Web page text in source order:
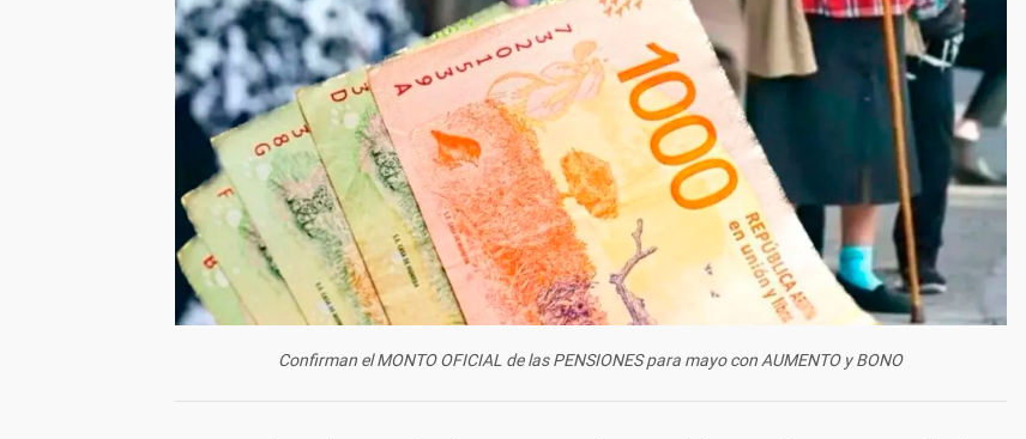
Confirman el MONTO OFICIAL de las PENSIONES para mayo con AUMENTO y BONO